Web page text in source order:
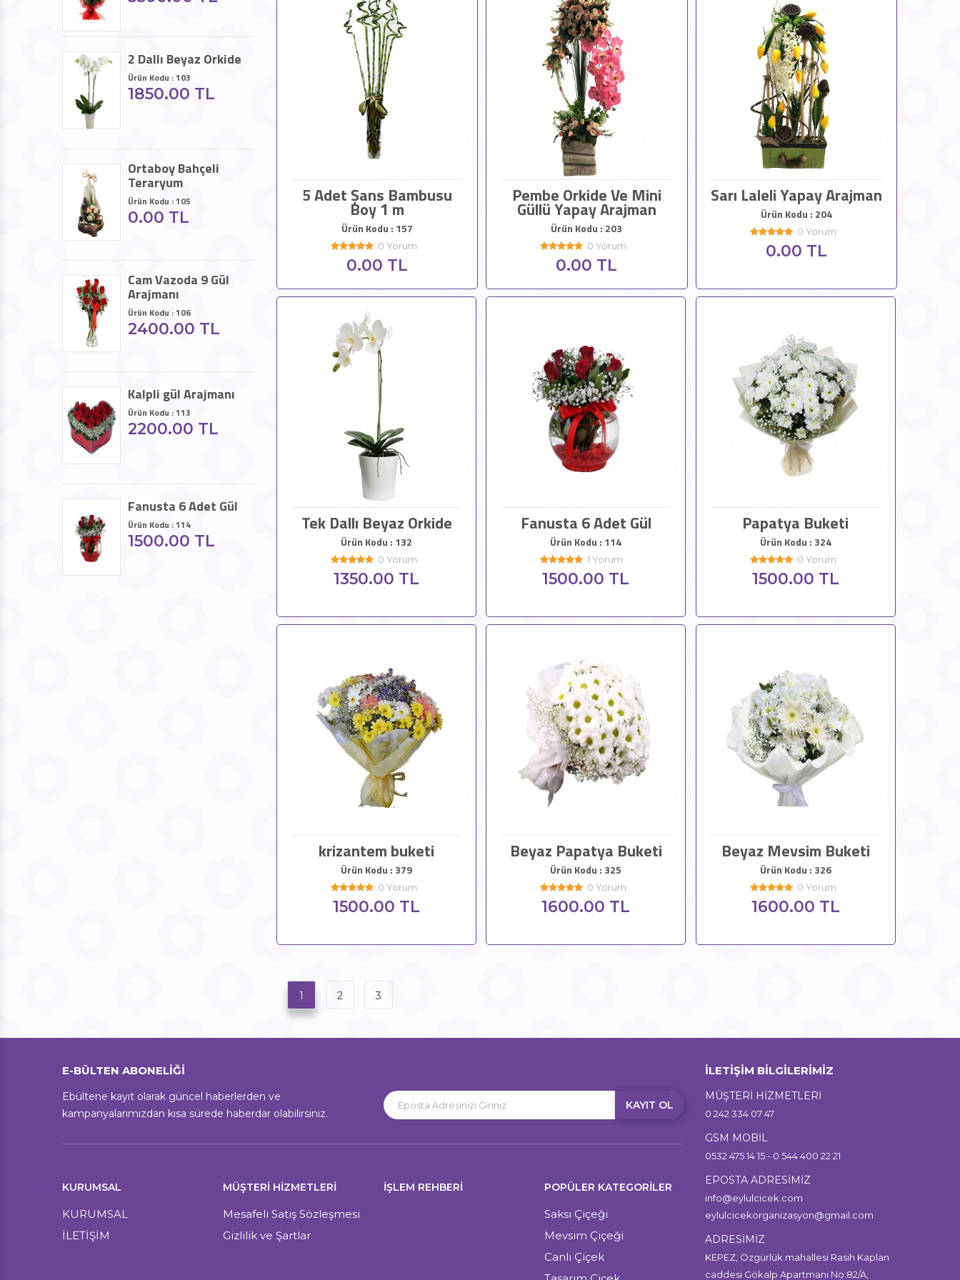
5 Adet Şans Bambusu
Boy 1 m
Ürün Kodu : 157
0 Yorum
0.00 TL
Pembe Orkide Ve Mini
Güllü Yapay Arajman
Ürün Kodu : 203
0 Yorum
0.00 TL
Sarı Laleli Yapay Arajman
Ürün Kodu : 204
0 Yorum
0.00 TL
Tek Dallı Beyaz Orkide
Ürün Kodu : 132
0 Yorum
1350.00 TL
Fanusta 6 Adet Gül
Ürün Kodu : 114
1 Yorum
1500.00 TL
Papatya Buketi
Ürün Kodu : 324
0 Yorum
1500.00 TL
krizantem buketi
Ürün Kodu : 379
0 Yorum
1500.00 TL
Beyaz Papatya Buketi
Ürün Kodu : 325
0 Yorum
1600.00 TL
Beyaz Mevsim Buketi
Ürün Kodu : 326
0 Yorum
1600.00 TL
1 2 3
2 Dallı Beyaz Orkide
Ürün Kodu : 103
1850.00 TL
Ortaboy Bahçeli
Teraryum
Ürün Kodu : 105
0.00 TL
Cam Vazoda 9 Gül
Arajmanı
Ürün Kodu : 106
2400.00 TL
Kalpli gül Arajmanı
Ürün Kodu : 113
2200.00 TL
Fanusta 6 Adet Gül
Ürün Kodu : 114
1500.00 TL
E-BÜLTEN ABONELİĞİ
Ebültene kayıt olarak güncel haberlerden ve
kampanyalarımızdan kısa sürede haberdar olabilirsiniz.
KAYIT OL
KURUMSAL
KURUMSAL
İLETİŞİM
MÜŞTERI HIZMETLERI
Mesafeli Satış Sözleşmesi
Gizlilik ve Şartlar
İŞLEM REHBERİ POPÜLER KATEGORİLER
Saksı Çiçeği
Mevsim Çiçeği
Canlı Çiçek
İLETİŞİM BİLGİLERİMİZ
MÜŞTERİ HİZMETLERİ
0 242 334 07 47
GSM MOBİL
0532 475 14 15 - 0 544 400 22 21
EPOSTA ADRESİMİZ
info@eylulcicek.com
eylulcicekorganizasyon@gmail.com
ADRESİMİZ
KEPEZ, Özgürlük mahallesi Rasih Kaplan
caddesi Gökalp Apartmanı No:82/A,